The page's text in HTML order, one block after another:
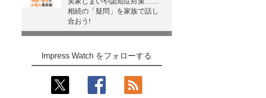
相続の「疑問」を家族で話し
合おう!
Impress Watch をフォローする